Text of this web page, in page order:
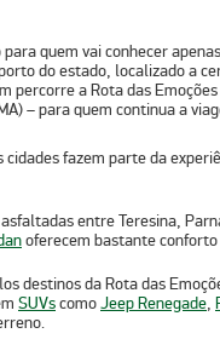
quem vai conhecer
do estado, localizado a
percorre a Rota das
– para quem continua a
cidades fazem parte da
entreTeresina,
oferecem bastante
destinos da Rota das
SUVscomoJeep Renegade,